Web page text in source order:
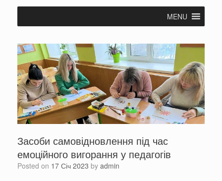
MENU
Засоби самовідновлення під час
емоційного вигорання у педагогів
Posted on 17 Січ 2023 by admin